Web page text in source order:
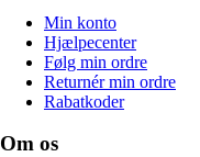
Min konto
Hjælpecenter
Følg min ordre
Returnér min ordre
Rabatkoder
Om os